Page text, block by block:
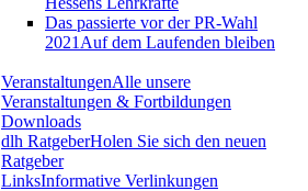
Das passierte vor der PR-Wahl
2021 Auf dem Laufenden bleiben
VeranstaltungenAlle unsere
Veranstaltungen & Fortbildungen
Downloads
dlh RatgeberHolen Sie sich den neuen
Ratgeber
LinksInformative Verlinkungen